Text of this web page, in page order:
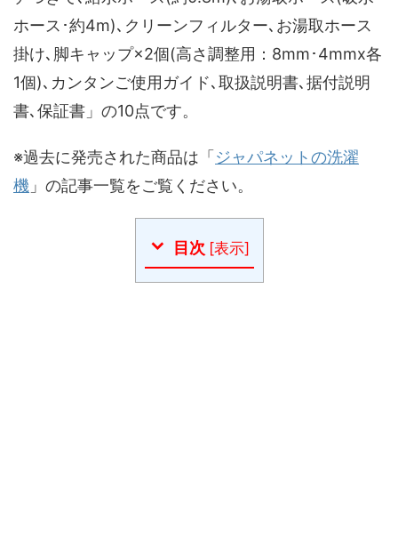
ホース･約4m)､クリーンフィルター､お湯取ホース
掛け､脚キャップ×2個(高さ調整用：8mm･4mmx各
1個)､カンタンご使用ガイド､取扱説明書､据付説明
書､保証書」の10点です。
※過去に発売された商品は「 ジャパネットの洗濯
機 」の記事一覧をご覧ください。
目次 [表示]